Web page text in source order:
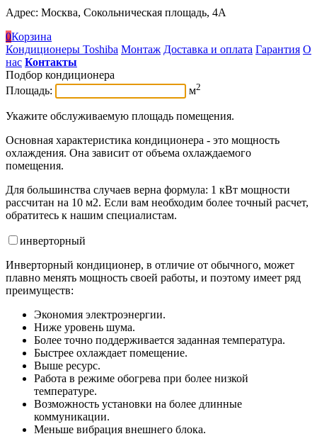
Адрес: Москва, Сокольническая площадь, 4А
0Корзина
Кондиционеры Toshiba Монтаж Доставка и оплата Гарантия О
нас Контакты
Подбор кондиционера
Площадь:
м2
Укажите обслуживаемую площадь помещения.
Основная характеристика кондиционера - это мощность
охлаждения. Она зависит от объема охлаждаемого
помещения.
Для большинства случаев верна формула: 1 кВт мощности
рассчитан на 10 м2. Если вам необходим более точный расчет,
обратитесь к нашим специалистам.
инверторный
Инверторный кондиционер, в отличие от обычного, может
плавно менять мощность своей работы, и поэтому имеет ряд
преимуществ:
Экономия электроэнергии.
Ниже уровень шума.
Более точно поддерживается заданная температура.
Быстрее охлаждает помещение.
Выше ресурс.
Работа в режиме обогрева при более низкой
температуре.
Возможность установки на более длинные
коммуникации.
Меньше вибрация внешнего блока.